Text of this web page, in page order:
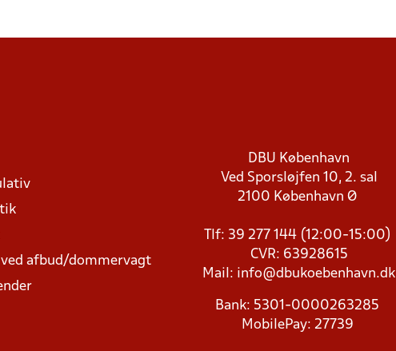
afbud/dommervagt
DBU København
Ved Sporsløjfen 10, 2. sal
2100 København Ø
Tlf: 39 277 144 (12:00-15:00)
CVR: 63928615
Mail: info@dbukoebenhavn.dk
Bank: 5301-0000263285
MobilePay: 27739